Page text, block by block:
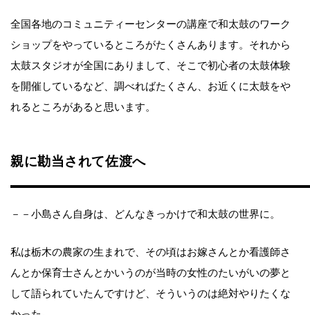
全国各地のコミュニティーセンターの講座で和太鼓のワーク
ショップをやっているところがたくさんあります。それから
太鼓スタジオが全国にありまして、そこで初心者の太鼓体験
を開催しているなど、調べればたくさん、お近くに太鼓をや
れるところがあると思います。
親に勘当されて佐渡へ
－－小島さん自身は、どんなきっかけで和太鼓の世界に。
私は栃木の農家の生まれで、その頃はお嫁さんとか看護師さ
んとか保育士さんとかいうのが当時の女性のたいがいの夢と
して語られていたんですけど、そういうのは絶対やりたくな